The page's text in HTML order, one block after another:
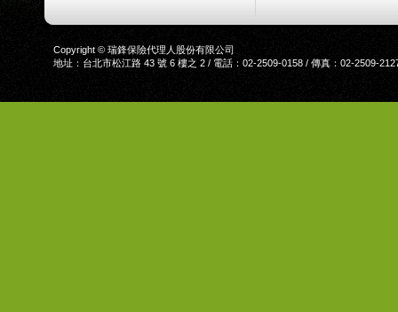
Copyright © 瑞鋒保險代理人股份有限公司
地址：台北市松江路 43 號 6 樓之 2 / 電話：02-2509-0158 / 傳真：02-2509-